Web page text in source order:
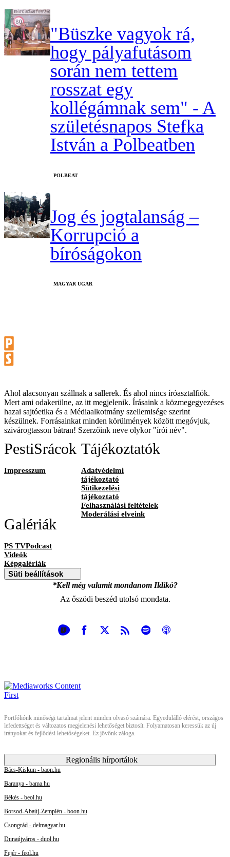
"Büszke vagyok rá,
hogy pályafutásom
során nem tettem
rosszat egy
kollégámnak sem" - A
születésnapos Stefka
István a Polbeatben
‎POLBEAT
Jog és jogtalanság –
Korrupció a
bíróságokon
MAGYAR UGAR
Ahol alacsonyan szállnak a sallerek. És ahol nincs íróasztalfiók.
Mert ami odakerülne, az itt megjelenik. Írásaink a közmegegyezéses
hazai sajtóetika és a Médiaalkotmány szellemisége szerint
készülnek. Forrásainkat minden körülmények között megóvjuk,
szivárogtasson bátran! Szerzőink neve olykor "írói név".
PestiSrácok
Impresszum
Tájékoztatók
Adatvédelmi
tájékoztató
Sütikezelési
tájékoztató
Felhasználási feltételek
Moderálási elveink
Galériák
PS TVPodcast
Videók
Képgalériák
Süti beállítások
*Kell még valamit mondanom Ildikó?
Az őszödi beszéd utolsó mondata.
Portfóliónk minőségi tartalmat jelent minden olvasó számára. Egyedülálló elérést, országos
lefedettséget és változatos megjelenési lehetőséget biztosít. Folyamatosan keressük az új
irányokat és fejlődési lehetőségeket. Ez jövőnk záloga.
Regionális hírportálok
Bács-Kiskun - baon.hu
Baranya - bama.hu
Békés - beol.hu
Borsod-Abaúj-Zemplén - boon.hu
Csongrád - delmagyar.hu
Dunaújváros - duol.hu
Fejér - feol.hu